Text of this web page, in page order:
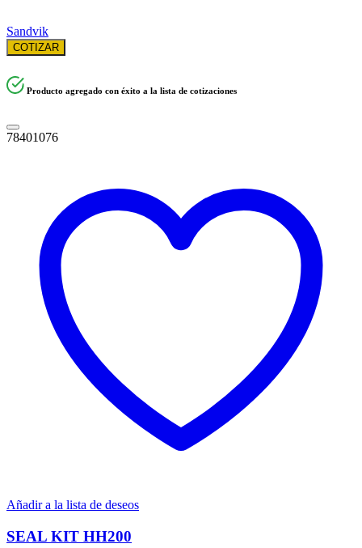
Sandvik
COTIZAR
Producto agregado con éxito a la lista de cotizaciones
78401076
Añadir a la lista de deseos
SEAL KIT HH200